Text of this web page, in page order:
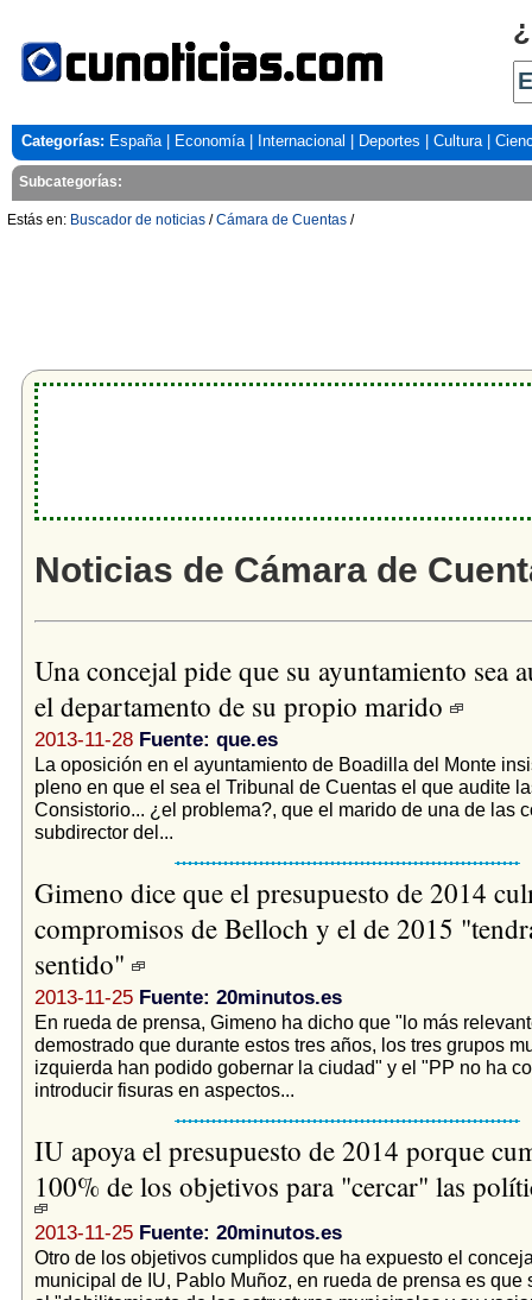
Categorías: España| Economía| Internacional Deportes Cultura|
Subcategorías:
Estás en: Buscador de noticias /Cámara de Cuentas /
Noticias de Cámara de
Una concejal pide que su ayuntamiento sea
el departamento de su propio marido
2013-11-28 Fuente: que.es
La oposición en el ayuntamiento de Boadilla del Monte
pleno en que el sea el Tribunal de Cuentas el que audite
Consistorio... ¿el problema?, que el marido de una de las
subdirector del...
Gimeno dice que el presupuesto de 2014
compromisos de Belloch y el de 2015
sentido"
2013-11-25 Fuente: 20minutos.es
En rueda de prensa, Gimeno ha dicho que "lo más
demostrado que durante estos tres años, los tres grupos
izquierda han podido gobernar la ciudad" y el "PP no ha
introducir fisuras en aspectos...
IU apoya el presupuesto de 2014 porque
100% de los objetivos para "cercar" las
2013-11-25 Fuente: 20minutos.es
Otro de los objetivos cumplidos que ha expuesto el
municipal de IU, Pablo Muñoz, en rueda de prensa es que